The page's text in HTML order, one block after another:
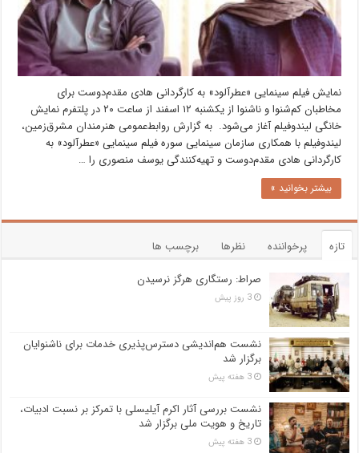
نمایش فیلم سینمایی «عطرآلود» به کارگردانی هادی مقدم‌دوست برای
مخاطبان کم‌شنوا و ناشنوا از یکشنبه ۱۲ اسفند از ساعت ۲۰ در پلتفرم نمایش
خانگی لیندوفیلم آغاز می‌شود. به گزارش روابط‌عمومی هنرمندان مشرق‌زمین،
لیندوفیلم با همکاری سازمان سینمایی سوره فیلم سینمایی «عطرآلود» به
کارگردانی هادی مقدم‌دوست و تهیه‌کنندگی یوسف منصوری را …
بیشتر بخوانید »
تازه پرخواننده نظرها
برچسب ها
صراط: رستگاری هرگز نرسیدن
3 روز پیش
نشست هم‌اندیشی دسترس‌پذیری خدمات برای ناشنوایان
برگزار شد
3 هفته پیش
نشست بررسی آثار اکرم آیلیسلی با تمرکز بر نسبت ادبیات،
تاریخ و هویت ملی برگزار شد
3 هفته پیش